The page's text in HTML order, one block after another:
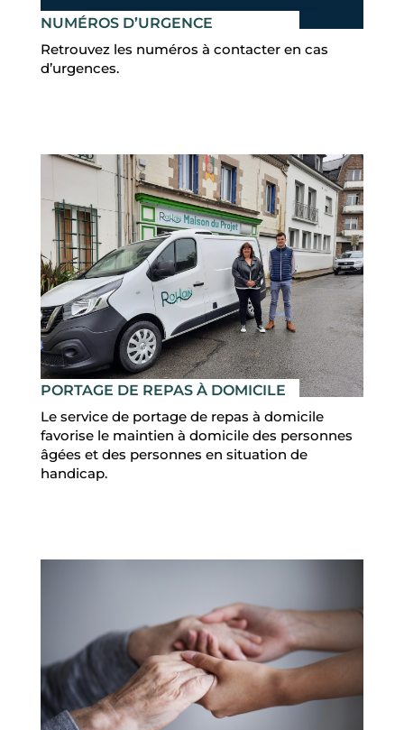
NUMÉROS D’URGENCE
Retrouvez les numéros à contacter en cas
d’urgences.
PORTAGE DE REPAS À DOMICILE
Le service de portage de repas à domicile
favorise le maintien à domicile des personnes
âgées et des personnes en situation de
handicap.